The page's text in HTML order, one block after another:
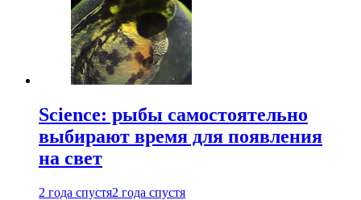
Science: рыбы самостоятельно
выбирают время для появления
на свет
2 года спустя2 года спустя